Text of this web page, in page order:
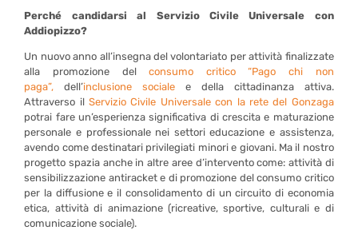
Perché candidarsi al Servizio Civile Universale con
Addiopizzo?
Un nuovo anno all’insegna del volontariato per attività finalizzate
alla promozione delconsumo critico “Pago chi non
paga”,dell’inclusione sociale e della cittadinanza attiva.
Attraverso ilServizio Civile Universale con la rete del Gonzaga
potrai fare un’esperienza significativa di crescita e maturazione
personale e professionale nei settori educazione e assistenza,
avendo come destinatari privilegiati minori e giovani. Ma il nostro
progetto spazia anche in altre aree d’intervento come: attività di
sensibilizzazione antiracket e di promozione del consumo critico
per la diffusione e il consolidamento di un circuito di economia
etica, attività di animazione (ricreative, sportive, culturali e di
comunicazione sociale).